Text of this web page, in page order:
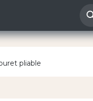
pliable